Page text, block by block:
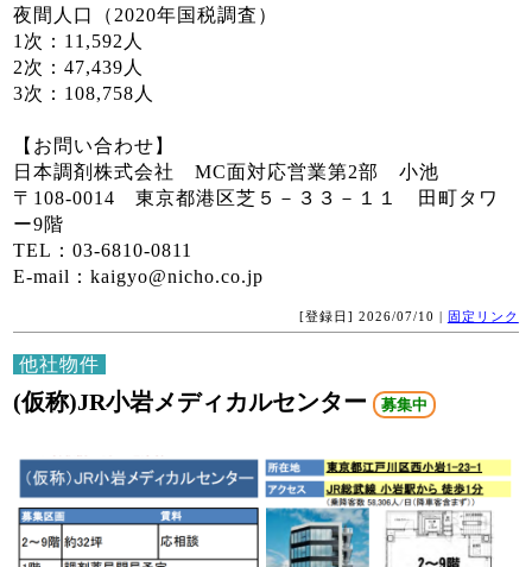
夜間人口（2020年国税調査）
1次：11,592人
2次：47,439人
3次：108,758人
【お問い合わせ】
日本調剤株式会社 MC面対応営業第2部 小池
〒108-0014 東京都港区芝５－３３－１１ 田町タワ
ー9階
TEL：03-6810-0811
E-mail：kaigyo@nicho.co.jp
[登録日] 2026/07/10 | 固定リンク
他社物件
(仮称)JR小岩メディカルセンター 募集中